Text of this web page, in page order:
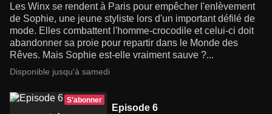
Les Winx se rendent à Paris pour empêcher l'enlèvement
de Sophie, une jeune styliste lors d'un important défilé de
mode. Elles combattent l'homme-crocodile et celui-ci doit
abandonner sa proie pour repartir dans le Monde des
Rêves. Mais Sophie est-elle vraiment sauve ?...
Disponible jusqu'à samedi
S'abonner
Episode 6